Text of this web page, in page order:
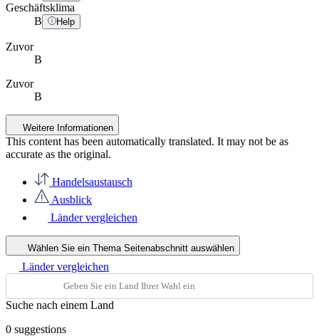
Geschäftsklima
B
Help
Zuvor
B
Zuvor
B
Weitere Informationen
This content has been automatically translated. It may not be as
accurate as the original.
Handelsaustausch
Ausblick
Länder vergleichen
Wählen Sie ein Thema Seitenabschnitt auswählen
Länder vergleichen
Suche nach einem Land
0 suggestions